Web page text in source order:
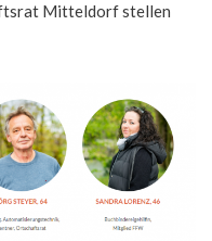
Mitteldorf stellen